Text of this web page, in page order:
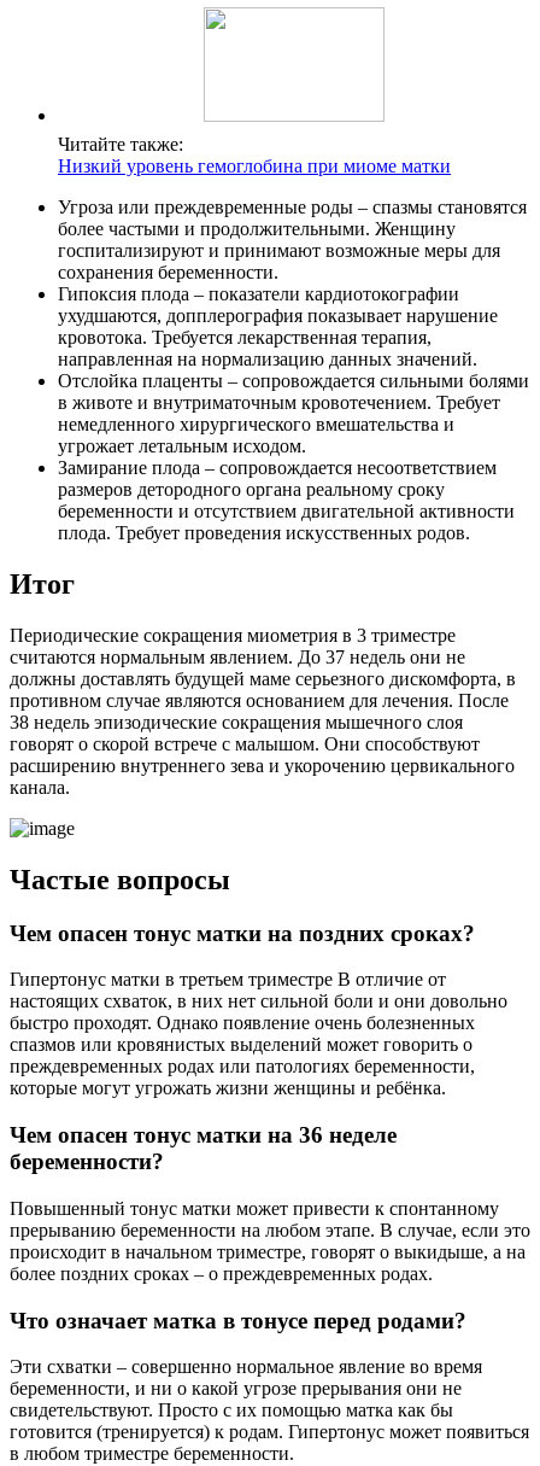
Читайте также:
Низкий уровень гемоглобина при миоме матки
Угроза или преждевременные роды – спазмы становятся
более частыми и продолжительными. Женщину
госпитализируют и принимают возможные меры для
сохранения беременности.
Гипоксия плода – показатели кардиотокографии
ухудшаются, допплерография показывает нарушение
кровотока. Требуется лекарственная терапия,
направленная на нормализацию данных значений.
Отслойка плаценты – сопровождается сильными болями
в животе и внутриматочным кровотечением. Требует
немедленного хирургического вмешательства и
угрожает летальным исходом.
Замирание плода – сопровождается несоответствием
размеров детородного органа реальному сроку
беременности и отсутствием двигательной активности
плода. Требует проведения искусственных родов.
Итог
Периодические сокращения миометрия в 3 триместре
считаются нормальным явлением. До 37 недель они не
должны доставлять будущей маме серьезного дискомфорта, в
противном случае являются основанием для лечения. После
38 недель эпизодические сокращения мышечного слоя
говорят о скорой встрече с малышом. Они способствуют
расширению внутреннего зева и укорочению цервикального
канала.
Частые вопросы
Чем опасен тонус матки на поздних сроках?
Гипертонус матки в третьем триместре В отличие от
настоящих схваток, в них нет сильной боли и они довольно
быстро проходят. Однако появление очень болезненных
спазмов или кровянистых выделений может говорить о
преждевременных родах или патологиях беременности,
которые могут угрожать жизни женщины и ребёнка.
Чем опасен тонус матки на 36 неделе
беременности?
Повышенный тонус матки может привести к спонтанному
прерыванию беременности на любом этапе. В случае, если это
происходит в начальном триместре, говорят о выкидыше, а на
более поздних сроках – о преждевременных родах.
Что означает матка в тонусе перед родами?
Эти схватки – совершенно нормальное явление во время
беременности, и ни о какой угрозе прерывания они не
свидетельствуют. Просто с их помощью матка как бы
готовится (тренируется) к родам. Гипертонус может появиться
в любом триместре беременности.